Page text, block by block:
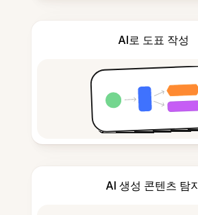
AI로 도표 작성
AI 생성 콘텐츠 탐